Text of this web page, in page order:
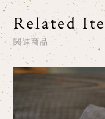
Related
関連商品